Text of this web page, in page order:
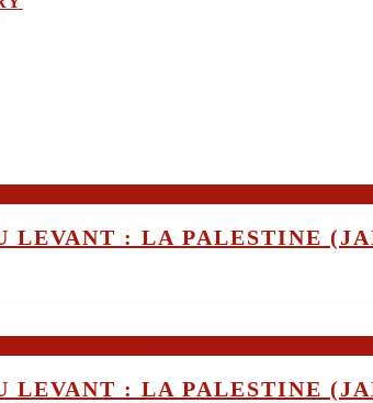
LEVANT : LA PALESTINE
LEVANT : LA PALESTINE